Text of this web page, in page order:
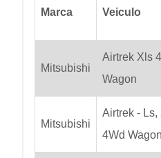
Marca Veiculo
Mitsubishi
Airtrek Xls
Wagon
Mitsubishi
Airtrek - Ls,
4Wd Wagon